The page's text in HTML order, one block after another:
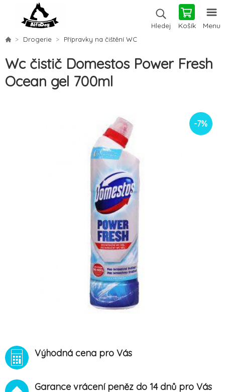
Hledej Košík Menu
Drogerie Přípravky na čištění WC
Wc čistič Domestos Power Fresh
Ocean gel 700ml
-7%
Výhodná cena pro Vás
Garance vrácení peněz do 14 dnů pro Vás